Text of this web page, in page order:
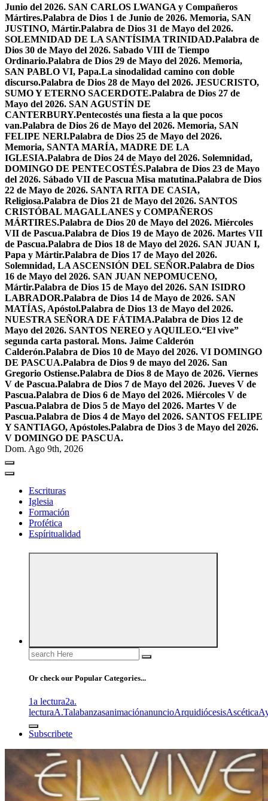
Junio del 2026. SAN CARLOS LWANGA y Compañeros
Mártires.Palabra de Dios 1 de Junio de 2026. Memoria, SAN
JUSTINO, Mártir.Palabra de Dios 31 de Mayo del 2026.
SOLEMNIDAD DE LA SANTÍSIMA TRINIDAD.Palabra de
Dios 30 de Mayo del 2026. Sabado VIII de Tiempo
Ordinario.Palabra de Dios 29 de Mayo del 2026. Memoria,
SAN PABLO VI, Papa.La sinodalidad camino con doble
discurso.Palabra de Dios 28 de Mayo del 2026. JESUCRISTO,
SUMO Y ETERNO SACERDOTE.Palabra de Dios 27 de
Mayo del 2026. SAN AGUSTÍN DE
CANTERBURY.Pentecostés una fiesta a la que pocos
van.Palabra de Dios 26 de Mayo del 2026. Memoria, SAN
FELIPE NERI.Palabra de Dios 25 de Mayo del 2026.
Memoria, SANTA MARÍA, MADRE DE LA
IGLESIA.Palabra de Dios 24 de Mayo del 2026. Solemnidad,
DOMINGO DE PENTECOSTÉS.Palabra de Dios 23 de Mayo
del 2026. Sábado VII de Pascua Misa matutina.Palabra de Dios
22 de Mayo de 2026. SANTA RITA DE CASIA,
Religiosa.Palabra de Dios 21 de Mayo del 2026. SANTOS
CRISTÓBAL MAGALLANES y COMPAÑEROS
MÁRTIRES.Palabra de Dios 20 de Mayo del 2026. Miércoles
VII de Pascua.Palabra de Dios 19 de Mayo de 2026. Martes VII
de Pascua.Palabra de Dios 18 de Mayo del 2026. SAN JUAN I,
Papa y Mártir.Palabra de Dios 17 de Mayo del 2026.
Solemnidad, LA ASCENSIÓN DEL SEÑOR.Palabra de Dios
16 de Mayo del 2026. SAN JUAN NEPOMUCENO,
Mártir.Palabra de Dios 15 de Mayo del 2026. SAN ISIDRO
LABRADOR.Palabra de Dios 14 de Mayo de 2026. SAN
MATÍAS, Apóstol.Palabra de Dios 13 de Mayo del 2026.
NUESTRA SEÑORA DE FÁTIMA.Palabra de Dios 12 de
Mayo del 2026. SANTOS NEREO y AQUILEO.“El vive”
segunda carta pastoral. Mons. Jaime Calderón
Calderón.Palabra de Dios 10 de Mayo del 2026. VI DOMINGO
DE PASCUA.Palabra de Dios 9 de mayo del 2026. San
Gregorio Ostiense.Palabra de Dios 8 de Mayo de 2026. Viernes
V de Pascua.Palabra de Dios 7 de Mayo del 2026. Jueves V de
Pascua.Palabra de Dios 6 de Mayo del 2026. Miércoles V de
Pascua.Palabra de Dios 5 de Mayo del 2026. Martes V de
Pascua.Palabra de Dios 4 de Mayo del 2026. SANTOS FELIPE
Y SANTIAGO, Apóstoles.Palabra de Dios 3 de Mayo del 2026.
V DOMINGO DE PASCUA.
Dom. Ago 9th, 2026
Escrituras
Iglesia
Formación
Profética
Espíritualidad
Search
for:
Or check our Popular Categories...
1a lectura2a.
lecturaA.TalabanzasanimaciónanuncioArquidiócesisAscética
Subscribete